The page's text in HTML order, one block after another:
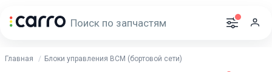
Главная Блоки управления BCM (бортовой сети)